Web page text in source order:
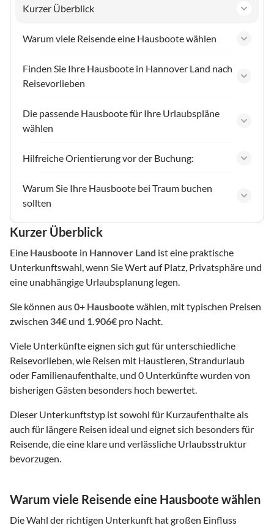
Kurzer Überblick
Warum viele Reisende eine Hausboote wählen
Finden Sie Ihre Hausboote in Hannover Land nach
Reisevorlieben
Die passende Hausboote für Ihre Urlaubspläne
wählen
Hilfreiche Orientierung vor der Buchung:
Warum Sie Ihre Hausboote bei Traum buchen
sollten
Kurzer Überblick
Eine Hausboote in Hannover Land ist eine praktische
Unterkunftswahl, wenn Sie Wert auf Platz, Privatsphäre und
eine unabhängige Urlaubsplanung legen.
Sie können aus0+ Hausboote wählen, mit typischen Preisen
zwischen 34€ und 1.906€ pro Nacht.
Viele Unterkünfte eignen sich gut für unterschiedliche
Reisevorlieben, wie Reisen mit Haustieren, Strandurlaub
oder Familienaufenthalte, und 0 Unterkünfte wurden von
bisherigen Gästen besonders hoch bewertet.
Dieser Unterkunftstyp ist sowohl für Kurzaufenthalte als
auch für längere Reisen ideal und eignet sich besonders für
Reisende, die eine klare und verlässliche Urlaubsstruktur
bevorzugen.
Warum viele Reisende eine Hausboote wählen
Die Wahl der richtigen Unterkunft hat großen Einfluss